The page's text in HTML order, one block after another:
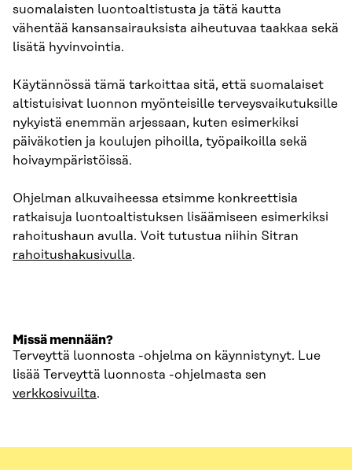
suomalaisten luontoaltistusta ja tätä kautta
vähentää kansansairauksista aiheutuvaa taakkaa sekä
lisätä hyvinvointia.
Käytännössä tämä tarkoittaa sitä, että suomalaiset
altistuisivat luonnon myönteisille terveysvaikutuksille
nykyistä enemmän arjessaan, kuten esimerkiksi
päiväkotien ja koulujen pihoilla, työpaikoilla sekä
hoivaympäristöissä.
Ohjelman alkuvaiheessa etsimme konkreettisia
ratkaisuja luontoaltistuksen lisäämiseen esimerkiksi
rahoitushaun avulla. Voit tutustua niihin Sitran
rahoitushakusivulla.
Missä mennään?
Terveyttä luonnosta -ohjelma on käynnistynyt. Lue
lisää Terveyttä luonnosta -ohjelmasta sen
verkkosivuilta.